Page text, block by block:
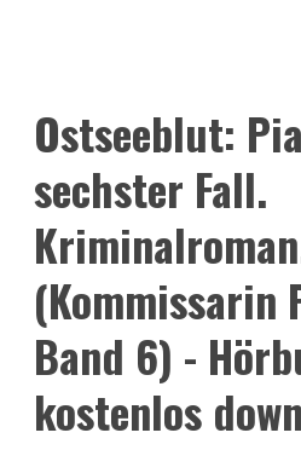
Ostseeblut:
sechster Fall.
Band 6) -
kostenlos